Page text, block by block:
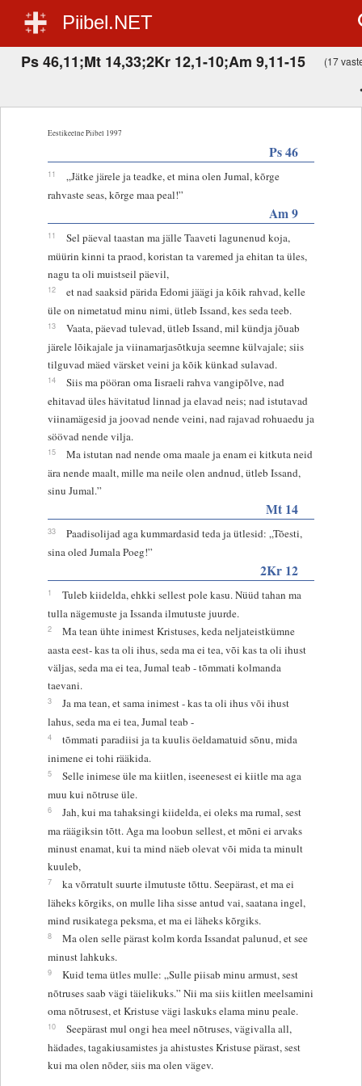
Piibel.NET
Ps 46,11;Mt 14,33;2Kr 12,1-10;Am 9,11-15 (17
Eestikeelne Piibel 1997
Ps 46
11
„Jätke järele ja teadke, et mina olen Jumal, kõrge
rahvaste seas, kõrge maa peal!”
Am 9
11
Sel päeval taastan ma jälle Taaveti lagunenud koja,
müürin kinni ta praod, koristan ta varemed ja ehitan ta üles,
nagu ta oli muistseil päevil,
12
et nad saaksid pärida Edomi jäägi ja kõik rahvad, kelle
üle on nimetatud minu nimi, ütleb Issand, kes seda teeb.
13
Vaata, päevad tulevad, ütleb Issand, mil kündja jõuab
järele lõikajale ja viinamarjasõtkuja seemne külvajale; siis
tilguvad mäed värsket veini ja kõik künkad sulavad.
14
Siis ma pööran oma Iisraeli rahva vangipõlve, nad
ehitavad üles hävitatud linnad ja elavad neis; nad istutavad
viinamägesid ja joovad nende veini, nad rajavad rohuaedu ja
söövad nende vilja.
15
Ma istutan nad nende oma maale ja enam ei kitkuta neid
ära nende maalt, mille ma neile olen andnud, ütleb Issand,
sinu Jumal.”
Mt 14
33
Paadisolijad aga kummardasid teda ja ütlesid: „Tõesti,
sina oled Jumala Poeg!”
2Kr 12
1
Tuleb kiidelda, ehkki sellest pole kasu. Nüüd tahan ma
tulla nägemuste ja Issanda ilmutuste juurde.
2
Ma tean ühte inimest Kristuses, keda neljateistkümne
aasta eest- kas ta oli ihus, seda ma ei tea, või kas ta oli ihust
väljas, seda ma ei tea, Jumal teab - tõmmati kolmanda
taevani.
3
Ja ma tean, et sama inimest - kas ta oli ihus või ihust
lahus, seda ma ei tea, Jumal teab -
4
tõmmati paradiisi ja ta kuulis öeldamatuid sõnu, mida
inimene ei tohi rääkida.
5
Selle inimese üle ma kiitlen, iseenesest ei kiitle ma aga
muu kui nõtruse üle.
6
Jah, kui ma tahaksingi kiidelda, ei oleks ma rumal, sest
ma räägiksin tõtt. Aga ma loobun sellest, et mõni ei arvaks
minust enamat, kui ta mind näeb olevat või mida ta minult
kuuleb,
7
ka võrratult suurte ilmutuste tõttu. Seepärast, et ma ei
läheks kõrgiks, on mulle liha sisse antud vai, saatana ingel,
mind rusikatega peksma, et ma ei läheks kõrgiks.
8
Ma olen selle pärast kolm korda Issandat palunud, et see
minust lahkuks.
9
Kuid tema ütles mulle: „Sulle piisab minu armust, sest
nõtruses saab vägi täielikuks.” Nii ma siis kiitlen meelsamini
oma nõtrusest, et Kristuse vägi laskuks elama minu peale.
10
Seepärast mul ongi hea meel nõtruses, vägivalla all,
hädades, tagakiusamistes ja ahistustes Kristuse pärast, sest
kui ma olen nõder, siis ma olen vägev.